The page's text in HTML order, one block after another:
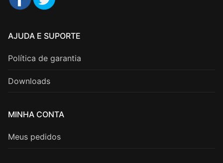
AJUDA E SUPORTE
Política de garantia
Downloads
MINHA CONTA
Meus pedidos